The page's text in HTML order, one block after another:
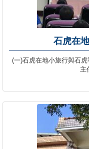
石虎在
(一)石虎在地小旅行與石
主